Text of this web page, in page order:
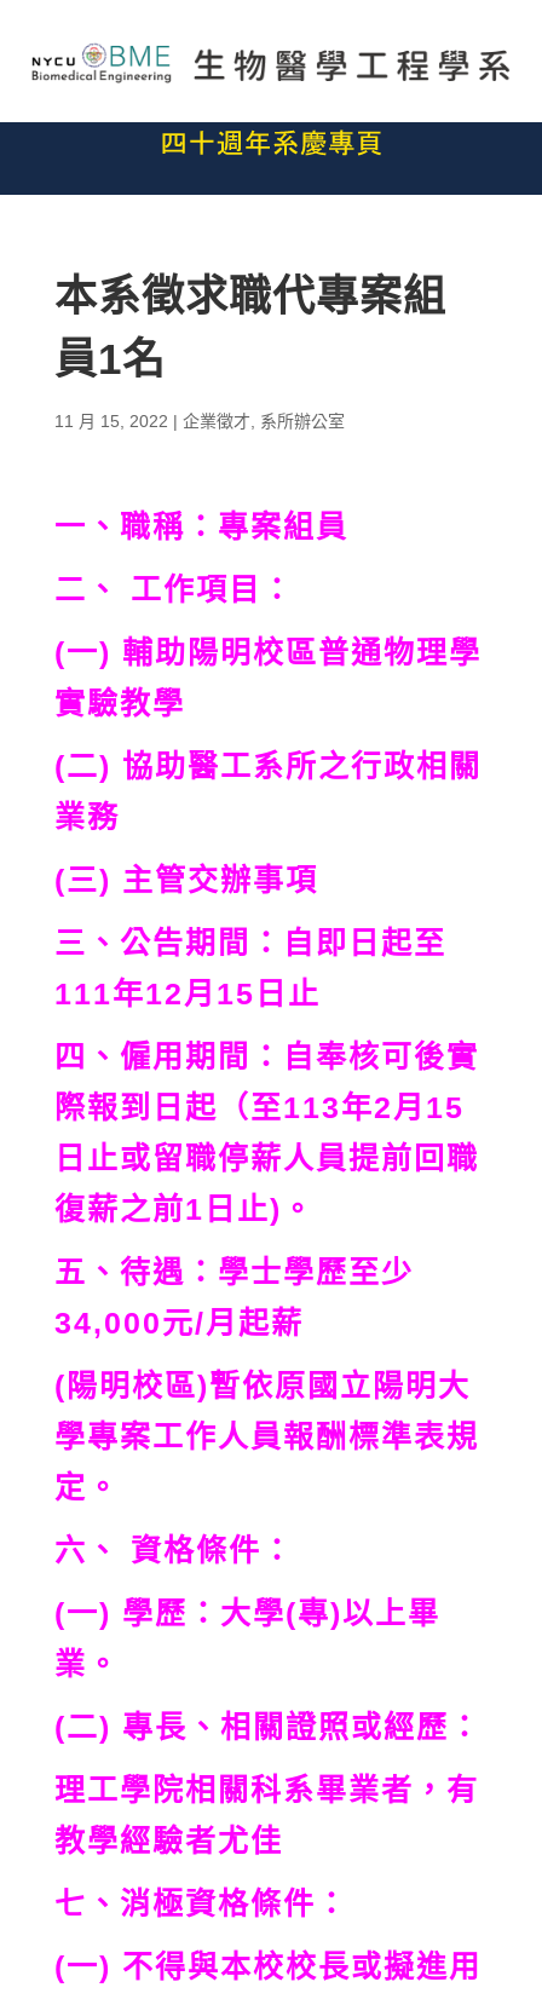
本系徵求職代專案組
員1名
11 月 15, 2022 | 企業徵才 系所辦公室
一、職稱：專案組員
二、 工作項目：
(一) 輔助陽明校區普通物理學
實驗教學
(二) 協助醫工系所之行政相關
業務
(三) 主管交辦事項
三、公告期間：自即日起至
111年12月15日止
四、僱用期間：自奉核可後實
際報到日起（至113年2月15
日止或留職停薪人員提前回職
復薪之前1日止)。
五、待遇：學士學歷至少
34,000元/月起薪
(陽明校區)暫依原國立陽明大
學專案工作人員報酬標準表規
定。
六、 資格條件：
(一) 學歷：大學(專)以上畢
業。
(二) 專長、相關證照或經歷：
理工學院相關科系畢業者，有
教學經驗者尤佳
七、消極資格條件：
(一) 不得與本校校長或擬進用